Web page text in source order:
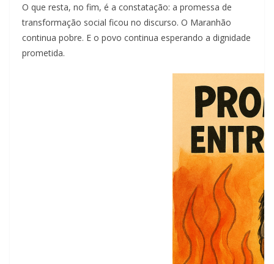
O que resta, no fim, é a constatação: a promessa de
transformação social ficou no discurso. O Maranhão
continua pobre. E o povo continua esperando a dignidade
prometida.